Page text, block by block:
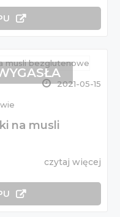
2021-05-15
na musli
czytaj więcej